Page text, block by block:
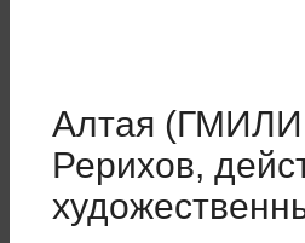
Алтая
Рерихов,